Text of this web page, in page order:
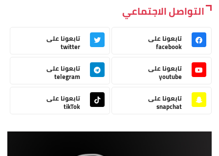
التواصل الاجتماعي
تابعونا على
facebook
تابعونا على
twitter
تابعونا على
youtube
تابعونا على
telegram
تابعونا على
snapchat
تابعونا على
tikTok